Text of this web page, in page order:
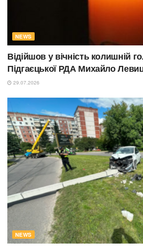
NEWS
Відійшов у вічність колишній
Підгаєцької РДА Михайло
29.07.2026
NEWS